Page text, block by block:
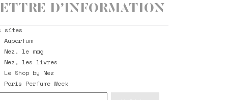
d’information
sites
Auparfum
Nez, le mag
Nez, les livres
Le Shop by Nez
Paris Perfume Week